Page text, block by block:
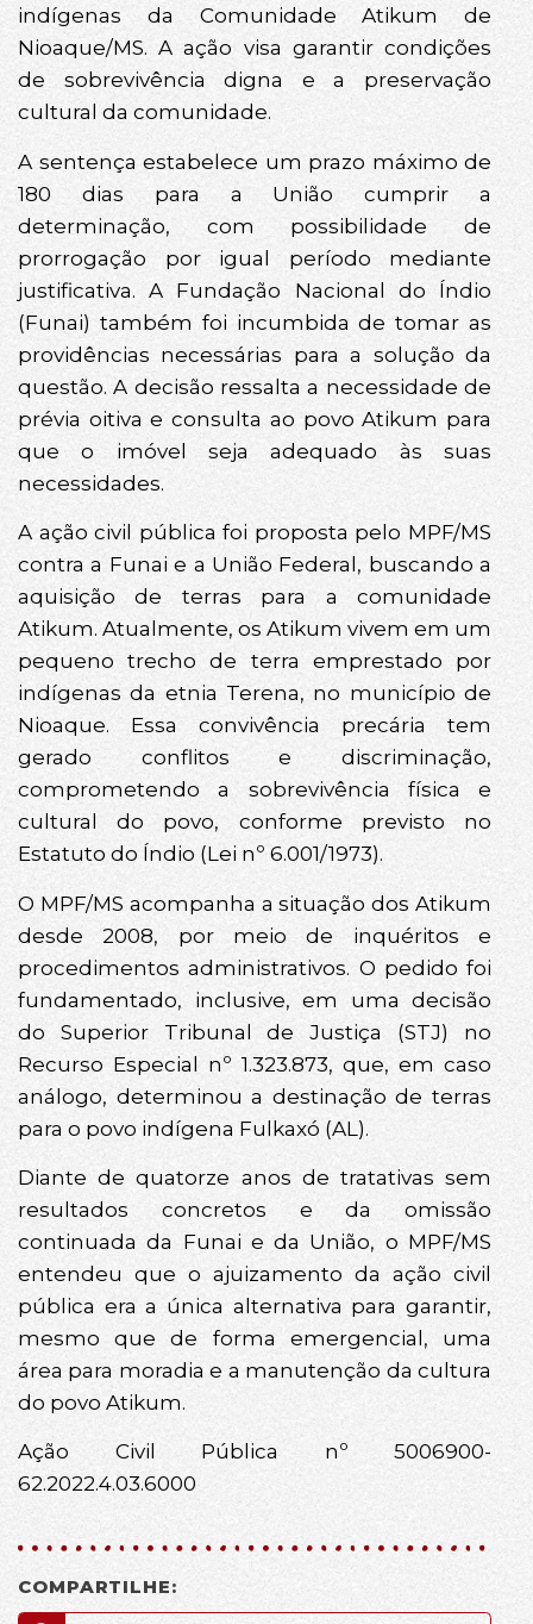
indígenas da Comunidade Atikum de
Nioaque/MS. A ação visa garantir condições
de sobrevivência digna e a preservação
cultural da comunidade.
A sentença estabelece um prazo máximo de
180 dias para a União cumprir a
determinação, com possibilidade de
prorrogação por igual período mediante
justificativa. A Fundação Nacional do Índio
(Funai) também foi incumbida de tomar as
providências necessárias para a solução da
questão. A decisão ressalta a necessidade de
prévia oitiva e consulta ao povo Atikum para
que o imóvel seja adequado às suas
necessidades.
A ação civil pública foi proposta pelo MPF/MS
contra a Funai e a União Federal, buscando a
aquisição de terras para a comunidade
Atikum. Atualmente, os Atikum vivem em um
pequeno trecho de terra emprestado por
indígenas da etnia Terena, no município de
Nioaque. Essa convivência precária tem
gerado conflitos e discriminação,
comprometendo a sobrevivência física e
cultural do povo, conforme previsto no
Estatuto do Índio (Lei nº 6.001/1973).
O MPF/MS acompanha a situação dos Atikum
desde 2008, por meio de inquéritos e
procedimentos administrativos. O pedido foi
fundamentado, inclusive, em uma decisão
do Superior Tribunal de Justiça (STJ) no
Recurso Especial nº 1.323.873, que, em caso
análogo, determinou a destinação de terras
para o povo indígena Fulkaxó (AL).
Diante de quatorze anos de tratativas sem
resultados concretos e da omissão
continuada da Funai e da União, o MPF/MS
entendeu que o ajuizamento da ação civil
pública era a única alternativa para garantir,
mesmo que de forma emergencial, uma
área para moradia e a manutenção da cultura
do povo Atikum.
Ação Civil Pública nº 5006900-
62.2022.4.03.6000
COMPARTILHE: